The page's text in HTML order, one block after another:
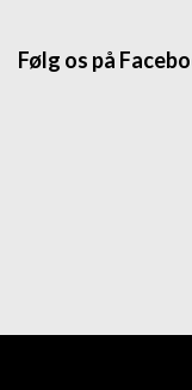
Følg os på